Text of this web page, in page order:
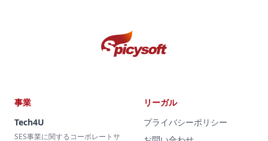
事業
Tech4U
SES事業に関するコーポレートサ
リーガル
プライバシーポリシー